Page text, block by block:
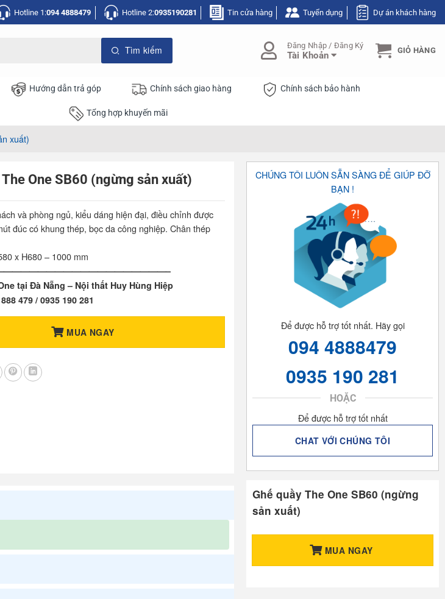
Hotline 1:094 4888479 Hotline 2:0935190281 Tin cửa hàng Tuyển dụng Dự án khách hàng
Đăng Nhập / Đăng Ký
Tài Khoản GIỎ HÀNG
Hướng dẫn trả góp Chính sách giao hàng Chính sách bảo hành
Tổng hợp khuyến mãi
xuất)
The One SB60 (ngừng sản xuất)
và phòng ngủ, kiểu dáng hiện đại, điều chỉnh được
đúc có khung thép, bọc da công nghiệp. Chân thép
x H680 – 1000 mm
tại Đà Nẵng – Nội thất Huy Hùng Hiệp
479 / 0935 190 281
MUA NGAY
CHÚNG TÔI LUÔN SẴN SÀNG ĐỂ GIÚP ĐỠ
BẠN !
Để được hỗ trợ tốt nhất. Hãy gọi
094 4888479
0935 190 281
HOẶC
Để được hỗ trợ tốt nhất
CHAT VỚI CHÚNG TÔI
Ghế quầy The One SB60 (ngừng
sản xuất)
MUA NGAY